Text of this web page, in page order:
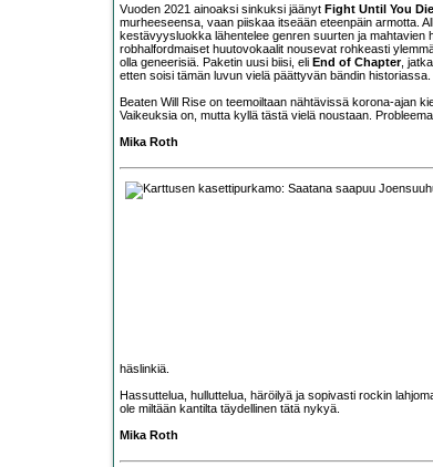
Vuoden 2021 ainoaksi sinkuksi jäänyt Fight Until You Die
murheeseensa, vaan piiskaa itseään eteenpäin armotta.
kestävyysluokka lähentelee genren suurten ja mahtavien
robhalfordmaiset huutovokaalit nousevat rohkeasti
olla geneerisiä. Paketin uusi biisi, eli End of Chapter,
etten soisi tämän luvun vielä päättyvän bändin historiassa.
Beaten Will Rise on teemoiltaan nähtävissä korona-ajan
Vaikeuksia on, mutta kyllä tästä vielä noustaan.
Mika Roth
häslinkiä.
Hassuttelua, hulluttelua, häröilyä ja sopivasti rockin
ole miltään kantilta täydellinen tätä nykyä.
Mika Roth